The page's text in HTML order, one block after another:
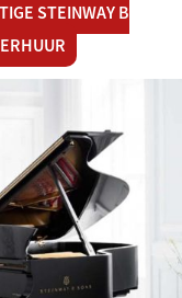
STEINWAY B